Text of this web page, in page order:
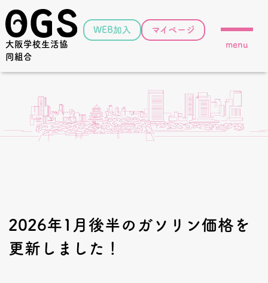
大阪学校生活協
同組合
WEB加入
マイページ
menu
2026年1月後半のガソリン価格を
更新しました！